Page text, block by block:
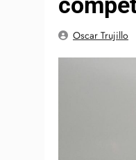
Oscar Trujillo